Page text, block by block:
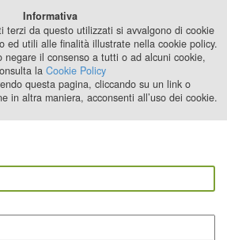
2024
Informativa
terzi da questo utilizzati si avvalgono di cookie
ed utili alle finalità illustrate nella cookie policy.
negare il consenso a tutti o ad alcuni cookie,
la Cookie Policy
questa pagina, cliccando su un link o
in altra maniera, acconsenti all’uso dei cookie.